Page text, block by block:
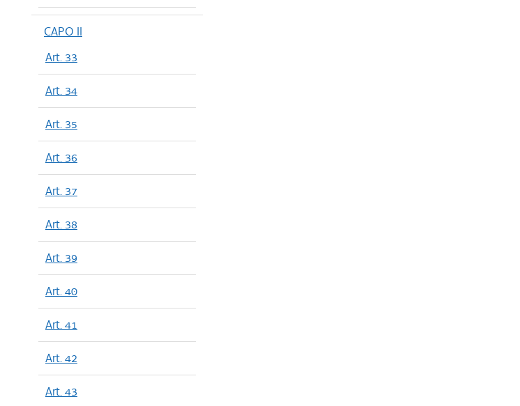
CAPO II
Art. 33
Art. 34
Art. 35
Art. 36
Art. 37
Art. 38
Art. 39
Art. 40
Art. 41
Art. 42
Art. 43